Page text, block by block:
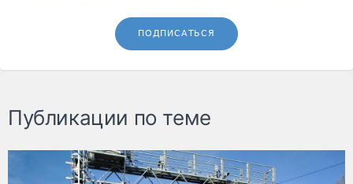
ПОДПИСАТЬСЯ
Публикации по теме